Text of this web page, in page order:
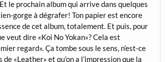
le prochain album qui arrive dans quelques
gorge à dégrafer! Ton papier est encore
de cet album, totalement. Et puis, pour
veut dire «Koi No Yokan»? Cela est
regard». Ça tombe sous le sens, n’est-ce
«Leather» et qu’on a l’impression que la